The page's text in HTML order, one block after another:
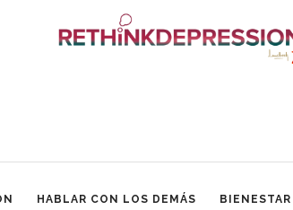
HABLAR CON LOS DEMÁS BIENESTAR